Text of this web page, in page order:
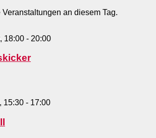
Veranstaltungen an diesem Tag.
18:00 - 20:00
15:30 - 17:00